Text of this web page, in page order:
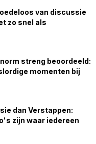
van discussie
zo snel als
streng beoordeeld:
momenten bij
dan Verstappen:
zijn waar iedereen